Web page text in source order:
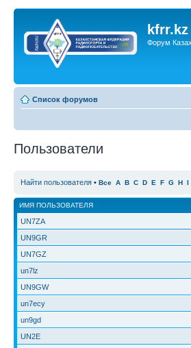
kfrr.kz
Форум
Список форумов
Пользователи
Найти пользователя • Все A B C D E F G H I
ИМЯ ПОЛЬЗОВАТЕЛЯ
UN7ZA
UN9GR
UN7GZ
un7lz
UN9GW
un7ecy
un9gd
UN2E